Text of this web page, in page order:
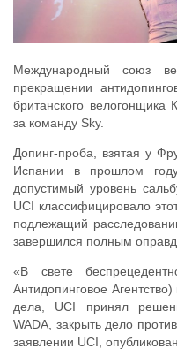
Международный союз
прекращении
британского
за команду Sky.
Допинг-проба, взятая у
Испании в прошлом
допустимый уровень
UCI классифицировало
подлежащий
завершился полным
«В свете
Антидопинговое
дела, UCI принял
WADA, закрыть дело
заявлении UCI,